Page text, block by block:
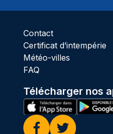
Contact
Certificat d’intempérie
Météo-villes
FAQ
Télécharger nos